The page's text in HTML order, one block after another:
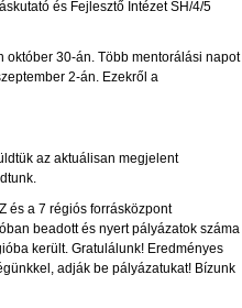
és Fejlesztő Intézet SH/4/5
október 30-án. Több mentorálási napot
2-án. Ezekről a
az aktuálisan megjelent
és a 7 régiós forrásközpont
beadott és nyert pályázatok száma
került. Gratulálunk! Eredményes
adják be pályázatukat! Bízunk